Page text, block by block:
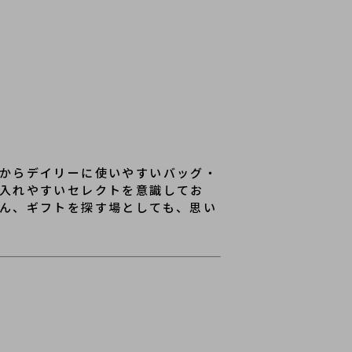
らデイリーに使いやすいバッグ・
れやすいセレクトを意識してお
、ギフトを探す場としても、思い